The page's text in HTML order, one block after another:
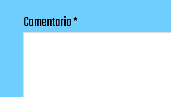
Comentario*